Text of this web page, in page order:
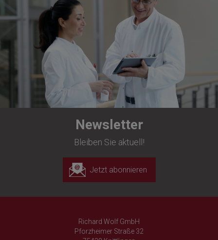
Newsletter
Bleiben Sie aktuell!
Jetzt abonnieren
Richard Wolf GmbH
Pforzheimer Straße 32